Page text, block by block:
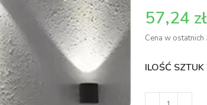
zł
Cena w ostatnich
ILOŚĆ